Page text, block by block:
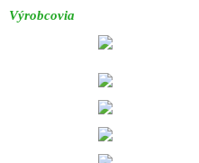
Výrobcovia